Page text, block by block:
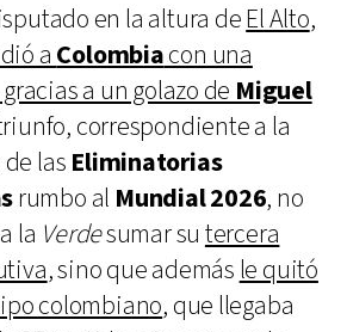
en la altura deEl Alto,
a Colombiacon una
a un golazo de Miguel
correspondiente a la
las Eliminatorias
rumbo al Mundial 2026, no
la Verdesumar su tercera
, sino que además le quitó
colombiano, que llegaba